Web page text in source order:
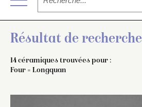
Résultat de recherche
14 céramiques trouvées pour :
Four = Longquan